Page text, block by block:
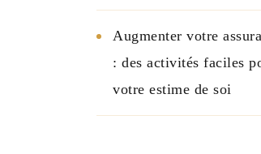
Augmenter votre
: des activités faciles
votre estime de soi